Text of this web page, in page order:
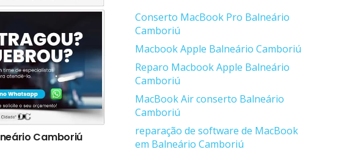
Camboriú
Conserto ‎MacBook Pro Balneário
Camboriú
Macbook Apple Balneário Camboriú
Reparo Macbook Apple Balneário
Camboriú
MacBook Air conserto Balneário
Camboriú
reparação de software de MacBook
em Balneário Camboriú